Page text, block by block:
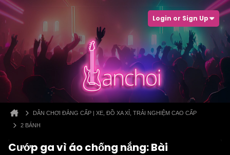
Login or Sign Up
DÂN CHƠI ĐẲNG CẤP | XE, ĐỒ XA XỈ, TRẢI NGHIỆM CAO CẤP
2 BÁNH
Cướp ga vì áo chống nắng: Bài